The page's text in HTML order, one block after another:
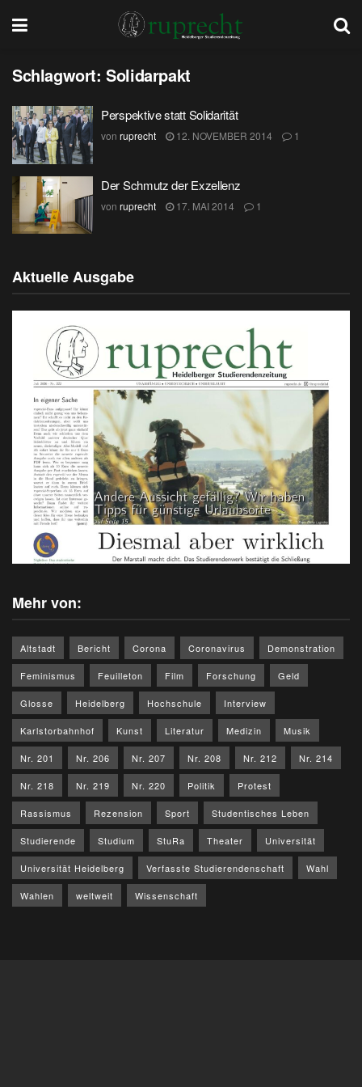
Schlagwort:Solidarpakt
Perspektive statt Solidarität
von ruprecht 12. NOVEMBER 2014 1
Der Schmutz der Exzellenz
von ruprecht 17. MAI 2014 1
Aktuelle Ausgabe
Mehr von:
Altstadt Bericht Corona Coronavirus Demonstration
Feminismus Feuilleton Film Forschung Geld
Glosse Heidelberg Hochschule Interview
Karlstorbahnhof Kunst Literatur Medizin Musik
Nr. 201 Nr. 206 Nr. 207 Nr. 208 Nr. 212 Nr. 214
Nr. 218 Nr. 219 Nr. 220 Politik Protest
Rassismus Rezension Sport Studentisches Leben
Studierende Studium StuRa Theater Universität
Universität Heidelberg Verfasste Studierendenschaft Wahl
Wahlen weltweit Wissenschaft